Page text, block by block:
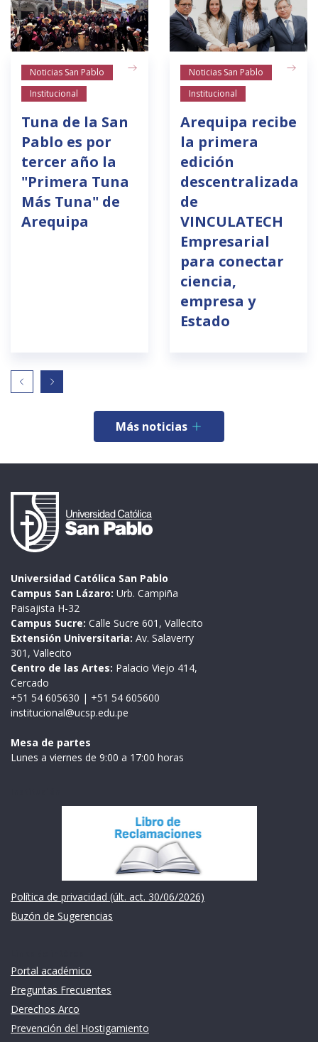
Noticias San Pablo
Institucional
Tuna de la San
Pablo es por
tercer año la
"Primera Tuna
Más Tuna" de
Arequipa
Noticias San Pablo
Institucional
Arequipa recibe
la primera
edición
descentralizada
de
VINCULATECH
Empresarial
para conectar
ciencia,
empresa y
Estado
Más noticias
Universidad Católica San Pablo
Campus San Lázaro: Urb. Campiña
Paisajista H-32
Campus Sucre: Calle Sucre 601, Vallecito
Extensión Universitaria: Av. Salaverry
301, Vallecito
Centro de las Artes: Palacio Viejo 414,
Cercado
+51 54 605630 | +51 54 605600
institucional@ucsp.edu.pe
Mesa de partes
Lunes a viernes de 9:00 a 17:00 horas
Política de privacidad (últ. act. 30/06/2026)
Buzón de Sugerencias
Portal académico
Preguntas Frecuentes
Derechos Arco
Prevención del Hostigamiento